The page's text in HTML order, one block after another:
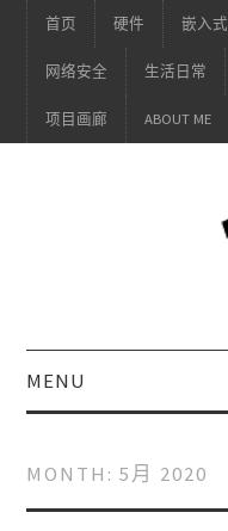
首页 硬件 嵌入式
网络安全 生活日常
项目画廊 ABOUT ME
MENU
MONTH:5月 2020